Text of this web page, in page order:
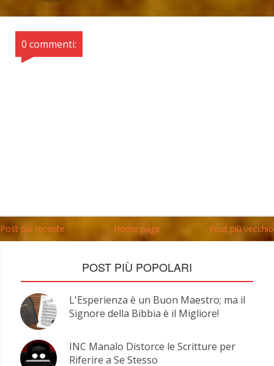
0 commenti:
Post più recente Home page Post più vecchio
POST PIÙ POPOLARI
L'Esperienza è un Buon Maestro; ma il
Signore della Bibbia è il Migliore!
INC Manalo Distorce le Scritture per
Riferire a Se Stesso